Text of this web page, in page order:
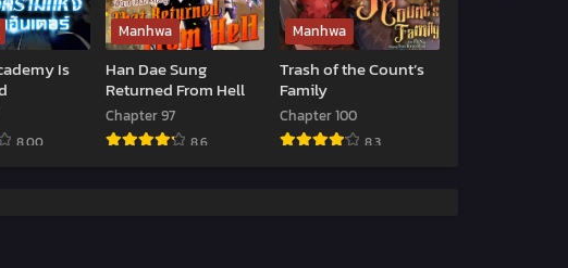
Is
8.00
Manhwa
Han Dae Sung
Returned From Hell
Chapter 97
8.6
Manhwa
Trash of the Count’s
Family
Chapter 100
8.3